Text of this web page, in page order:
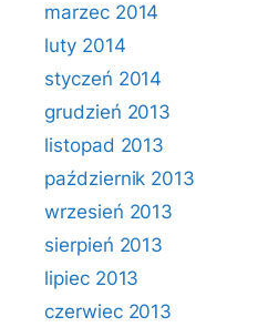
marzec 2014
luty 2014
styczeń 2014
grudzień 2013
listopad 2013
październik 2013
wrzesień 2013
sierpień 2013
lipiec 2013
czerwiec 2013